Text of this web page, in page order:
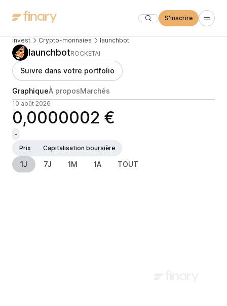
S'inscrire
Invest Crypto-monnaies launchbot
launchbotROCKETAI
Suivre dans votre portfolio
GraphiqueÀ proposMarchés
10 août 2026
0,0000002 €
-
Prix
Capitalisation boursière
1J 7J 1M 1A TOUT